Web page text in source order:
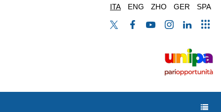
ITA ENG ZHO GER SPA